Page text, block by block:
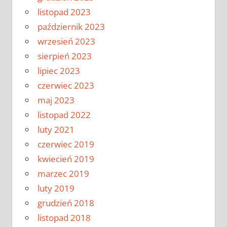
listopad 2023
październik 2023
wrzesień 2023
sierpień 2023
lipiec 2023
czerwiec 2023
maj 2023
listopad 2022
luty 2021
czerwiec 2019
kwiecień 2019
marzec 2019
luty 2019
grudzień 2018
listopad 2018